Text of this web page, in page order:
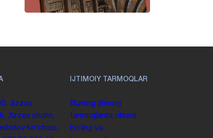
Jizzax
Jizzax shahri,
koʻchasi,
IJTIMOIY TARMOQLAR
Bizning ijtimoiy
tarmoqlarda obuna
boʻling va